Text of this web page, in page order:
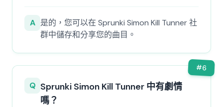
A 是的，您可以在 Sprunki Simon Kill Tunner 社
群中儲存和分享您的曲目。
#6
Q Sprunki Simon Kill Tunner 中有劇情
嗎？